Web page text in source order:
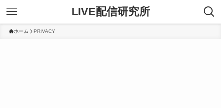
LIVE配信研究所
ホーム PRIVACY